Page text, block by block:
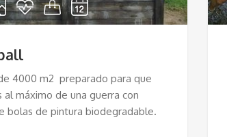
4000 m2 preparado para que
al máximo de una guerra con
bolas de pintura biodegradable.